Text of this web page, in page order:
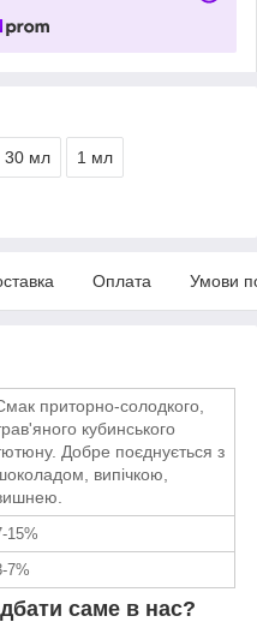
30 мл 1 мл
Оплата Умови
приторно-солодкого,
кубинського
Добре поєднується з
випічкою,
15%
7%
саме в нас?